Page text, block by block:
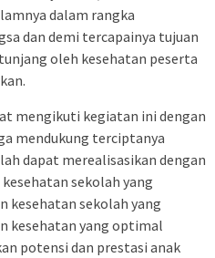
dalam rangka
dan demi tercapainya tujuan
oleh kesehatan peserta
mengikuti kegiatan ini dengan
mendukung terciptanya
dapat merealisasikan dengan
sekolah yang
kesehatan sekolah yang
kesehatan yang optimal
potensi dan prestasi anak